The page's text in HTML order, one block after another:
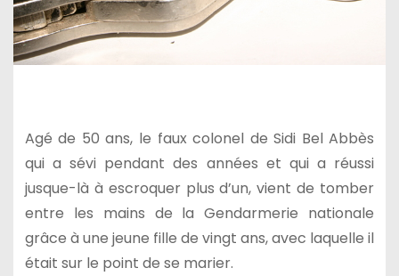
Agé de 50 ans, le faux colonel de Sidi Bel Abbès
qui a sévi pendant des années et qui a réussi
jusque-là à escroquer plus d’un, vient de tomber
entre les mains de la Gendarmerie nationale
grâce à une jeune fille de vingt ans, avec laquelle il
était sur le point de se marier.